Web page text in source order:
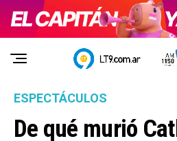
ESPECTÁCULOS
De qué murió